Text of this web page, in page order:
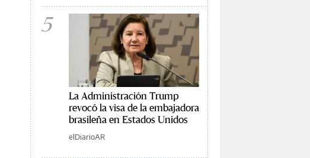
5
La Administración Trump
revocó la visa de la embajadora
brasileña en Estados Unidos
elDiarioAR